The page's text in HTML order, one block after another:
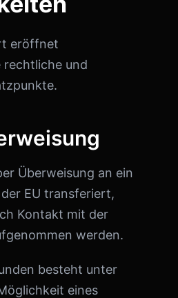
eröffnet
rechtliche und
Überweisung an ein
EU transferiert,
Kontakt mit der
werden.
besteht unter
eines